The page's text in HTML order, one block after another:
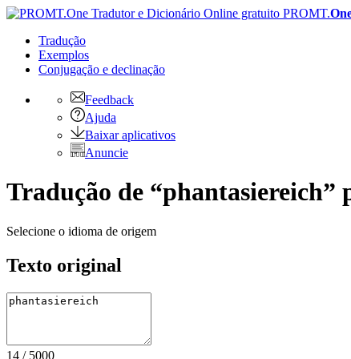
PROMT.
Tradução
Exemplos
Conjugação e declinação
Feedback
Ajuda
Baixar aplicativos
Anuncie
Tradução de “phantasiereich”
Selecione o idioma de origem
Texto original
14 / 5000